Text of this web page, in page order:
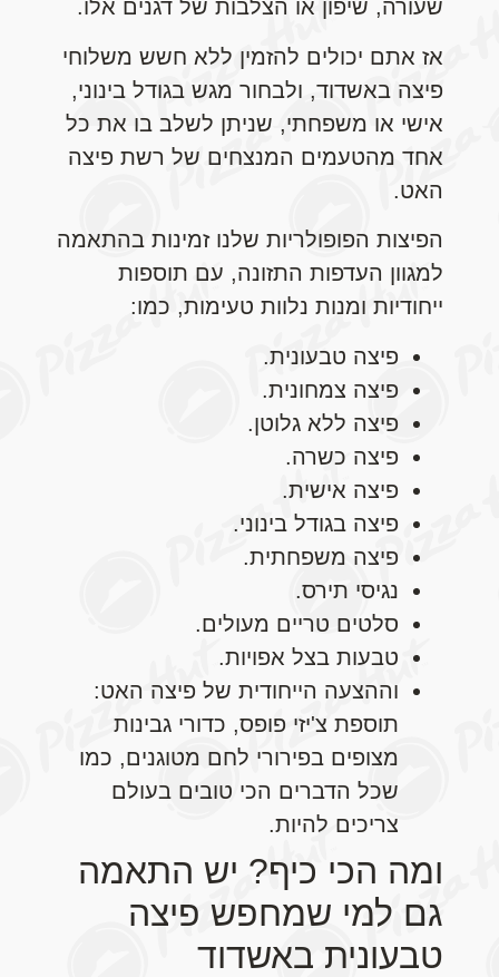
שעורה, שיפון או הצלבות של דגנים אלו.
אז אתם יכולים להזמין ללא חשש משלוחי
פיצה באשדוד, ולבחור מגש בגודל בינוני,
אישי או משפחתי, שניתן לשלב בו את כל
אחד מהטעמים המנצחים של רשת פיצה
האט.
הפיצות הפופולריות שלנו זמינות בהתאמה
למגוון העדפות התזונה, עם תוספות
ייחודיות ומנות נלוות טעימות, כמו:
פיצה טבעונית.
פיצה צמחונית.
פיצה ללא גלוטן.
פיצה כשרה.
פיצה אישית.
פיצה בגודל בינוני.
פיצה משפחתית.
נגיסי תירס.
סלטים טריים מעולים.
טבעות בצל אפויות.
וההצעה הייחודית של פיצה האט:
תוספת צ'יזי פופס, כדורי גבינות
מצופים בפירורי לחם מטוגנים, כמו
שכל הדברים הכי טובים בעולם
צריכים להיות.
ומה הכי כיף? יש התאמה
גם למי שמחפש פיצה
טבעונית באשדוד